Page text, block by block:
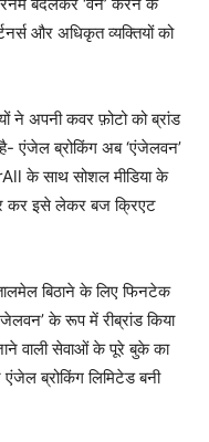
और अधिकृत व्यक्तियों को
ने अपनी कवर फ़ोटो को ब्रांड
एंजेल ब्रोकिंग अब ‘एंजेलवन’
के साथ सोशल मीडिया के
कर इसे लेकर बज क्रिएट
बिठाने के लिए फिनटेक
के रूप में रीब्रांड किया
वाली सेवाओं के पूरे बुके का
एंजेल ब्रोकिंग लिमिटेड बनी